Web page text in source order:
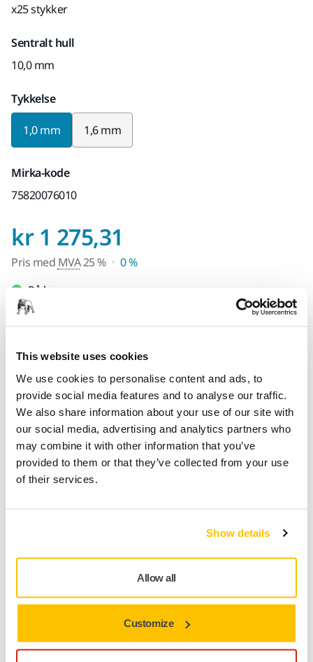
This website uses cookies
We use cookies to personalise content and ads, to
provide social media features and to analyse our traffic.
We also share information about your use of our site with
our social media, advertising and analytics partners who
may combine it with other information that you’ve
provided to them or that they’ve collected from your use
of their services.
Show details
Allow all
Customize
x25 stykker
Sentralt hull
10,0 mm
Tykkelse
1,0 mm 1,6 mm
Mirka-kode
75820076010
kr 1 275,31
Pris med MVA25 %
0 %
På lager
Legg i handlekurven
Finn en forhandler
FOR DEG
Leveranse innen 5-7 arbeidsdager
Spore pakken
Produktinformasjon